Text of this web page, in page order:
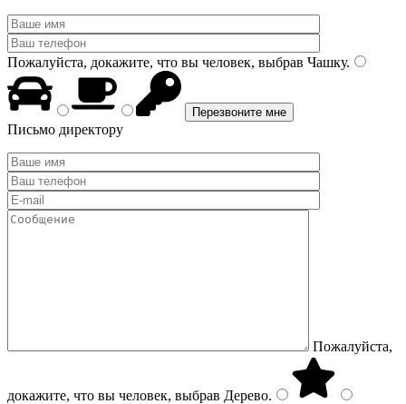
Пожалуйста, докажите, что вы человек, выбрав Чашку.
Письмо директору
Пожалуйста,
докажите, что вы человек, выбрав Дерево.